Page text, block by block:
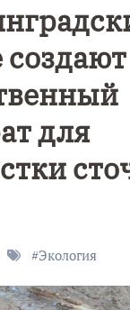
для
#Экология